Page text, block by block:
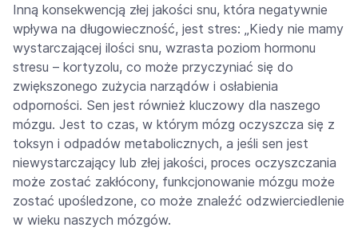
Inną konsekwencją złej jakości snu, która negatywnie
wpływa na długowieczność, jest stres: „Kiedy nie mamy
wystarczającej ilości snu, wzrasta poziom hormonu
stresu – kortyzolu, co może przyczyniać się do
zwiększonego zużycia narządów i osłabienia
odporności. Sen jest również kluczowy dla naszego
mózgu. Jest to czas, w którym mózg oczyszcza się z
toksyn i odpadów metabolicznych, a jeśli sen jest
niewystarczający lub złej jakości, proces oczyszczania
może zostać zakłócony, funkcjonowanie mózgu może
zostać upośledzone, co może znaleźć odzwierciedlenie
w wieku naszych mózgów.